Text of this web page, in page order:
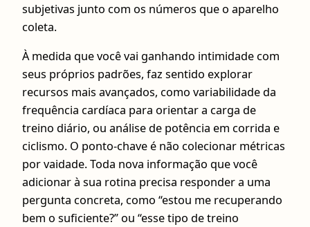
subjetivas junto com os números que o aparelho
coleta.
À medida que você vai ganhando intimidade com
seus próprios padrões, faz sentido explorar
recursos mais avançados, como variabilidade da
frequência cardíaca para orientar a carga de
treino diário, ou análise de potência em corrida e
ciclismo. O ponto-chave é não colecionar métricas
por vaidade. Toda nova informação que você
adicionar à sua rotina precisa responder a uma
pergunta concreta, como “estou me recuperando
bem o suficiente?” ou “esse tipo de treino